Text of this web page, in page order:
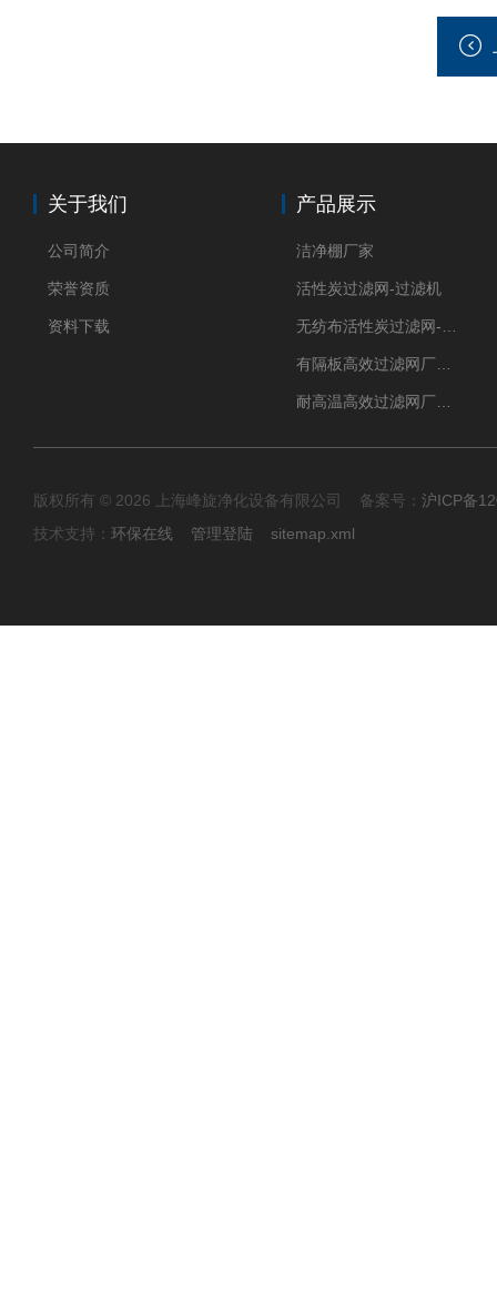
关于我们
公司简介
荣誉资质
资料下载
产品展示
洁净棚厂家
活性炭过滤网-过滤机
版权所有 © 2026 上海峰旋净化设备有限公司 备案号： 沪ICP备
技术支持： 环保在线 管理登陆 sitemap.xml